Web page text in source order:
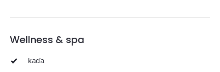
Wellness & spa
kaďa